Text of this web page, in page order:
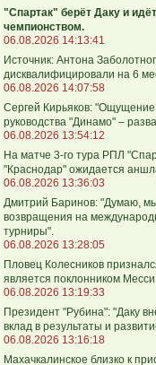
"Спартак" берёт Даку и
чемпионством.
06.08.2026 14:13:41
Источник: Антона
дисквалифицировали на 6
06.08.2026 14:07:58
Сергей Кирьяков:
руководства "Динамо" –
06.08.2026 13:54:12
На матче 3-го тура РПЛ
"Краснодар" ожидается
06.08.2026 13:36:03
Дмитрий Баринов: "Думаю,
возвращения на
турниры".
06.08.2026 13:28:05
Пловец Колесников
является поклонником
06.08.2026 13:19:33
Президент "Рубина": "Даку
вклад в результаты и
06.08.2026 13:16:18
Махачкалинское близко к